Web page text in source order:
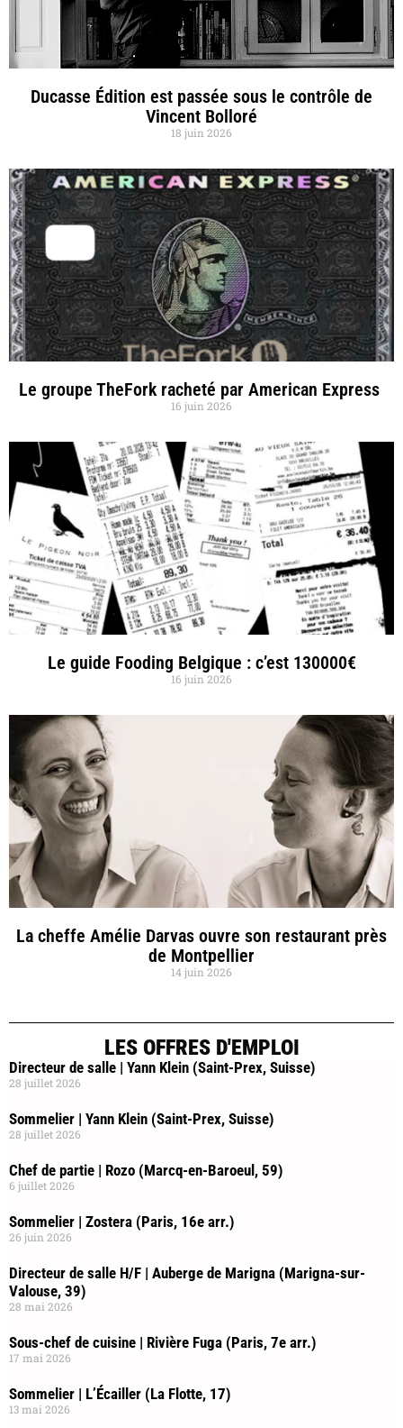
Ducasse Édition est passée sous le contrôle de
Vincent Bolloré
18 juin 2026
Le groupe TheFork racheté par American Express
16 juin 2026
Le guide Fooding Belgique : c’est 130000€
16 juin 2026
La cheffe Amélie Darvas ouvre son restaurant près
de Montpellier
14 juin 2026
LES OFFRES D'EMPLOI
Directeur de salle | Yann Klein (Saint-Prex, Suisse)
28 juillet 2026
Sommelier | Yann Klein (Saint-Prex, Suisse)
28 juillet 2026
Chef de partie | Rozo (Marcq-en-Baroeul, 59)
6 juillet 2026
Sommelier | Zostera (Paris, 16e arr.)
26 juin 2026
Directeur de salle H/F | Auberge de Marigna (Marigna-sur-
Valouse, 39)
28 mai 2026
Sous-chef de cuisine | Rivière Fuga (Paris, 7e arr.)
17 mai 2026
Sommelier | L’Écailler (La Flotte, 17)
13 mai 2026